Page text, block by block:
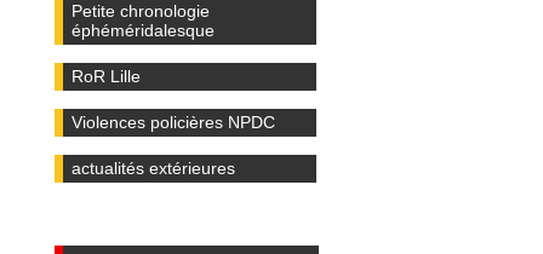
Petite chronologie
éphéméridalesque
RoR Lille
Violences policières NPDC
actualités extérieures